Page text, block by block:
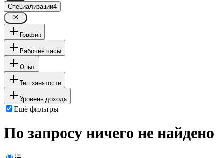
Специализации4
График
Рабочие часы
Опыт
Тип занятости
Уровень дохода
Ещё фильтры
По запросу ничего не найдено